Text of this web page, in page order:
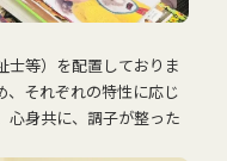
士等）を配置しておりま
、それぞれの特性に応じ
心身共に、調子が整った